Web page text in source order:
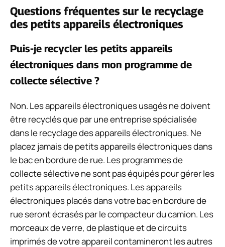
Questions fréquentes sur le recyclage
des petits appareils électroniques
Puis-je recycler les petits appareils
électroniques dans mon programme de
collecte sélective ?
Non. Les appareils électroniques usagés ne doivent
être recyclés que par une entreprise spécialisée
dans le recyclage des appareils électroniques. Ne
placez jamais de petits appareils électroniques dans
le bac en bordure de rue. Les programmes de
collecte sélective ne sont pas équipés pour gérer les
petits appareils électroniques. Les appareils
électroniques placés dans votre bac en bordure de
rue seront écrasés par le compacteur du camion. Les
morceaux de verre, de plastique et de circuits
imprimés de votre appareil contamineront les autres